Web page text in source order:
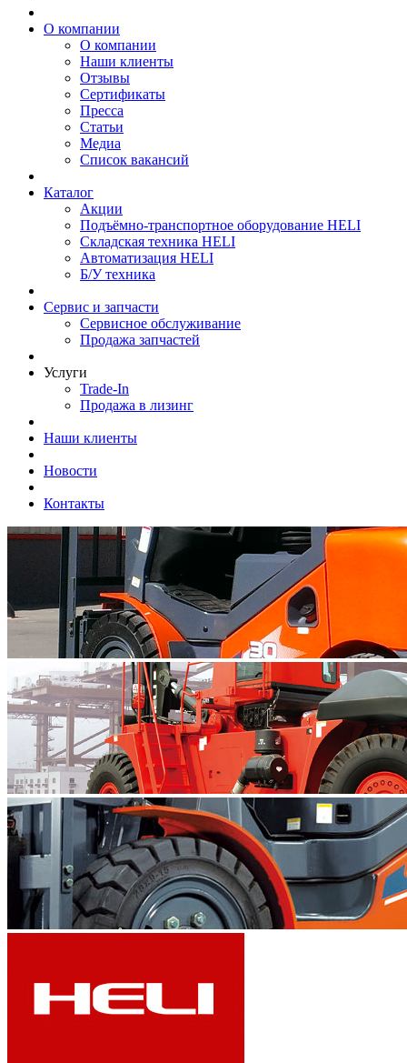
О компании
О компании
Наши клиенты
Отзывы
Сертификаты
Пресса
Статьи
Медиа
Список вакансий
Каталог
Акции
Подъёмно-транспортное оборудование HELI
Складская техника HELI
Автоматизация HELI
Б/У техника
Сервис и запчасти
Сервисное обслуживание
Продажа запчастей
Услуги
Trade-In
Продажа в лизинг
Наши клиенты
Новости
Контакты